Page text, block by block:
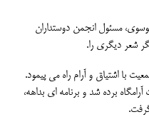
مسئول انجمن دوستداران
شعر دیگری را.
با اشتیاق و آرام راه می پیمود.
برده شد و برنامه ای بداهه،